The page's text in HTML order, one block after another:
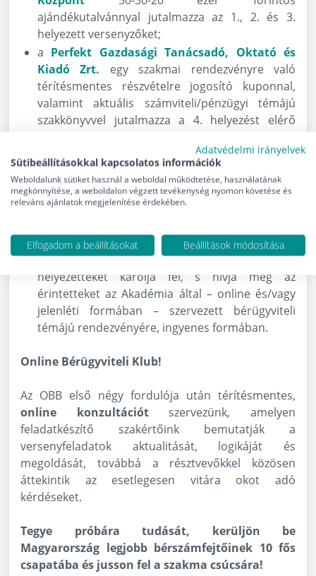
ajándékutalvánnyal jutalmazza az 1., 2. és 3.
helyezett versenyzőket;
a Perfekt Gazdasági Tanácsadó, Oktató és
Kiadó Zrt. egy szakmai rendezvényre való
térítésmentes részvételre jogosító kuponnal,
valamint aktuális számviteli/pénzügyi témájú
szakkönyvvel jutalmazza a 4. helyezést elérő
aBudapesti Gazdasági EgyetemOKLEVÉLLEL,
könyvvásárlási és kultúrautalvánnyal jutalmazza
az OBB 5. helyezettjét;
a HVG 1 évesAdózónaelőfizetést nyújt a
33.000 Ft/előfizetés;
aNEXON Akadémiapedig a 9. és 10.
helyezetteket karolja fel, s hívja meg az
érintetteket az Akadémia által – online és/vagy
jelenléti formában – szervezett bérügyviteli
témájú rendezvényére, ingyenes formában.
Online Bérügyviteli Klub!
Az OBB első négy fordulója után térítésmentes,
online konzultációtszervezünk, amelyen
feladatkészítő szakértőink bemutatják a
versenyfeladatok aktualitását, logikáját és
megoldását, továbbá a résztvevőkkel közösen
áttekintik az esetlegesen vitára okot adó
kérdéseket.
Tegye próbára tudását, kerüljön be
Magyarország legjobb bérszámfejtőinek 10 fős
csapatába és jusson fel a szakma csúcsára!
Adatvédelmi irányelvek
Sütibeállításokkal kapcsolatos információk
Weboldalunk sütiket használ a weboldal működtetése, használatának
megkönnyítése, a weboldalon végzett tevékenység nyomon követése és
releváns ajánlatok megjelenítése érdekében.
Elfogadom a beállításokat Beállítások módosítása